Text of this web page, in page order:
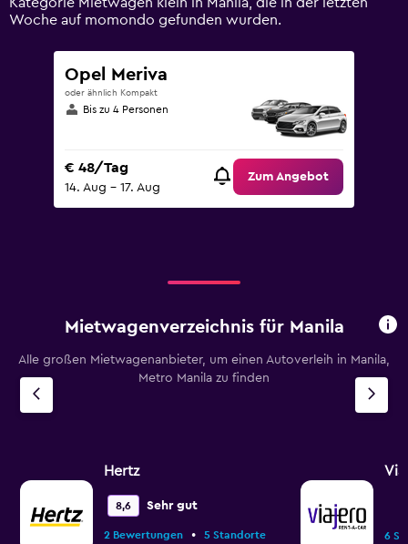
75.
Woche auf momondo gefunden wurden.
Opel Meriva
oder ähnlich Kompakt
Bis zu 4 Personen
€ 48/Tag
14. Aug – 17. Aug
Zum Angebot
Mietwagenverzeichnis für Manila
Alle großen Mietwagenanbieter, um einen Autoverleih in Manila,
Metro Manila zu finden
Hertz
8,6 Sehr gut
2 Bewertungen • 5 Standorte 6